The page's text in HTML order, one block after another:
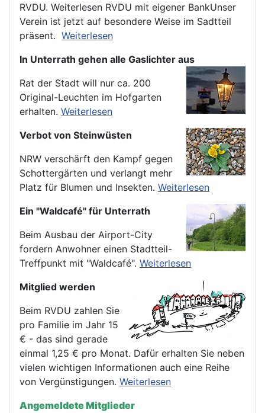
RVDU. Weiterlesen RVDU mit eigener BankUnser
Verein ist jetzt auf besondere Weise im Sadtteil
präsent. Weiterlesen
In Unterrath gehen alle Gaslichter aus
Rat der Stadt will nur ca. 200
Original-Leuchten im Hofgarten
erhalten. Weiterlesen
Verbot von Steinwüsten
NRW verschärft den Kampf gegen
Schottergärten und verlangt mehr
Platz für Blumen und Insekten. Weiterlesen
Ein "Waldcafé" für Unterrath
Beim Ausbau der Airport-City
fordern Anwohner einen Stadtteil-
Treffpunkt mit "Waldcafé". Weiterlesen
Mitglied werden
Beim RVDU zahlen Sie
pro Familie im Jahr 15
€ - das sind gerade
einmal 1,25 € pro Monat. Dafür erhalten Sie neben
vielen wichtigen Informationen auch eine Reihe
von Vergünstigungen. Weiterlesen
Angemeldete Mitglieder